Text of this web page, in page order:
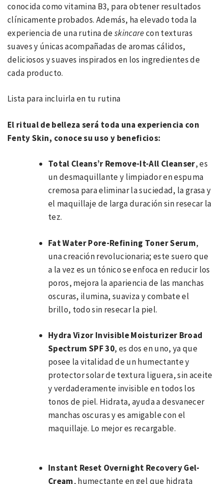
conocida como vitamina B3, para obtener resultados
clínicamente probados. Además, ha elevado toda la
experiencia de una rutina deskincarecon texturas
suaves y únicas acompañadas de aromas cálidos,
deliciosos y suaves inspirados en los ingredientes de
cada producto.
Lista para incluirla en tu rutina
El ritual de belleza será toda una experiencia con
Fenty Skin, conoce su uso y beneficios:
Total Cleans’r Remove-It-All Cleanser, es
un desmaquillante y limpiador en espuma
cremosa para eliminar la suciedad, la grasa y
el maquillaje de larga duración sin resecar la
tez.
Fat Water Pore-Refining Toner Serum,
una creación revolucionaria; este suero que
a la vez es un tónico se enfoca en reducir los
poros, mejora la apariencia de las manchas
oscuras, ilumina, suaviza y combate el
brillo, todo sin resecar la piel.
Hydra Vizor Invisible Moisturizer Broad
Spectrum SPF 30, es dos en uno, ya que
posee la vitalidad de un humectante y
protector solar de textura liguera, sin aceite
y verdaderamente invisible en todos los
tonos de piel. Hidrata, ayuda a desvanecer
manchas oscuras y es amigable con el
maquillaje. Lo mejor es recargable.
Instant Reset Overnight Recovery Gel-
Cream, humectante en gel que hidrata